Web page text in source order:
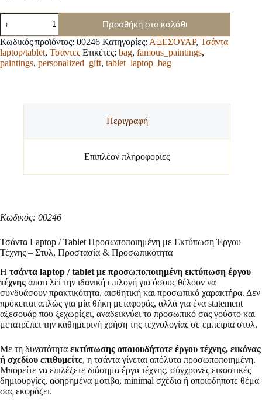
Τσάντα
laptop
/
tablet
ποσότητα
Προσθήκη στο καλάθι
Κωδικός προϊόντος: 00246 Κατηγορίες: ΑΞΕΣΟΥΑΡ, Τσάντα
laptop/tablet, Τσάντες Ετικέτες: bag, famous_paintings,
paintings, personalized_gift, tablet_laptop_bag
Περιγραφή
Επιπλέον πληροφορίες
Κωδικός: 00246
Τσάντα Laptop / Tablet Προσωποποιημένη με Εκτύπωση Έργου
Τέχνης – Στυλ, Προστασία & Προσωπικότητα
Η τσάντα laptop / tablet με προσωποποιημένη εκτύπωση έργου
τέχνης αποτελεί την ιδανική επιλογή για όσους θέλουν να
συνδυάσουν πρακτικότητα, αισθητική και προσωπικό χαρακτήρα. Δεν
πρόκειται απλώς για μία θήκη μεταφοράς, αλλά για ένα statement
αξεσουάρ που ξεχωρίζει, αναδεικνύει το προσωπικό σας γούστο και
μετατρέπει την καθημερινή χρήση της τεχνολογίας σε εμπειρία στυλ.
Με τη δυνατότητα εκτύπωσης οποιουδήποτε έργου τέχνης, εικόνας
ή σχεδίου επιθυμείτε, η τσάντα γίνεται απόλυτα προσωποποιημένη.
Μπορείτε να επιλέξετε διάσημα έργα τέχνης, σύγχρονες εικαστικές
δημιουργίες, αφηρημένα μοτίβα, minimal σχέδια ή οποιοδήποτε θέμα
σας εκφράζει.